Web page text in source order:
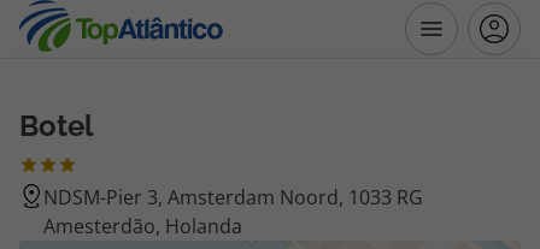
Destinos
Voos
Botel
NDSM-Pier 3, Amsterdam Noord, 1033 RG
Amesterdão, Holanda